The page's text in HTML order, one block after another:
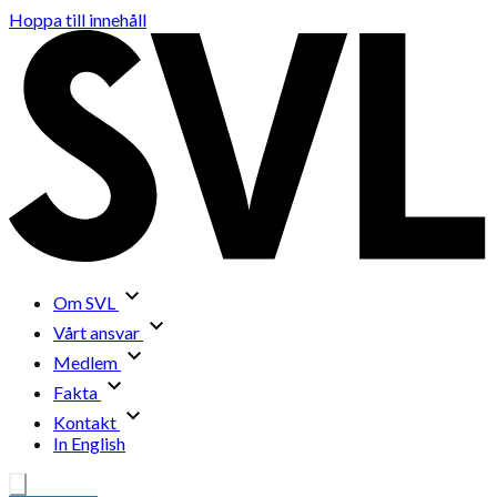
Hoppa till innehåll
Om SVL
Vårt ansvar
Medlem
Fakta
Kontakt
In English